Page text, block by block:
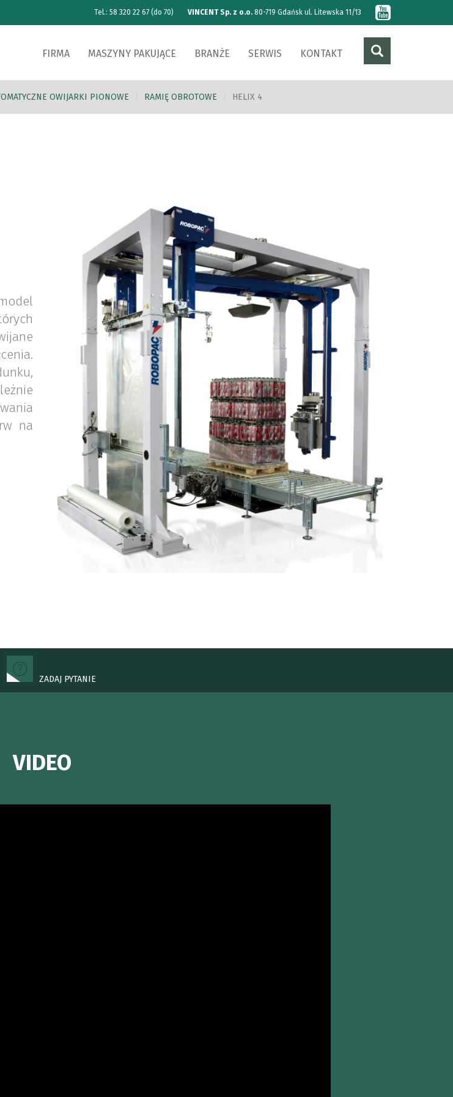
Tel.: 58 320 22 67 (do 70) VINCENT Sp. z o.o. 80-719 Gdańsk ul. Litewska 11/13
FIRMA MASZYNY PAKUJĄCE BRANŻE SERWIS KONTAKT
OWIJARKI PIONOWE RAMIĘ OBROTOWE HELIX 4
na
ZADAJ PYTANIE
VIDEO